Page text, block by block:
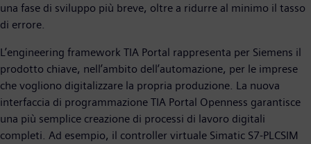
una fase di sviluppo più breve, oltre a ridurre al minimo il tasso
di errore.
L’engineering framework TIA Portal rappresenta per Siemens il
prodotto chiave, nell’ambito dell’automazione, per le imprese
che vogliono digitalizzare la propria produzione. La nuova
interfaccia di programmazione TIA Portal Openness garantisce
una più semplice creazione di processi di lavoro digitali
completi. Ad esempio, il controller virtuale Simatic S7-PLCSIM